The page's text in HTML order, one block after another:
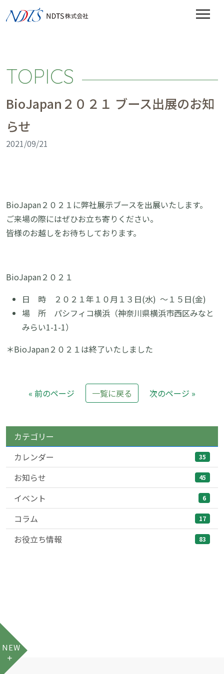
TOPICS
BioJapan２０２１ ブース出展のお知
らせ
2021/09/21
BioJapan２０２１に弊社展示ブースを出展いたします。
ご来場の際にはぜひお立ち寄りください。
皆様のお越しをお待ちしております。
BioJapan２０２１
日 時 ２０２１年１０月１３日(水) 〜１５日(金)
場 所 パシフィコ横浜（神奈川県横浜市西区みなと
みらい1-1-1）
＊BioJapan２０２１は終了いたしました
« 前のページ 一覧に戻る 次のページ »
カテゴリー
カレンダー
35
お知らせ 45
イベント 6
コラム 17
お役立ち情報 83
NEW